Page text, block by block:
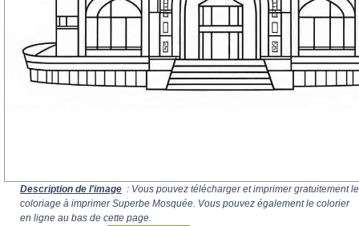
Description de l'image : Vous pouvez télécharger et imprimer gratuitement le
coloriage à imprimer Superbe Mosquée. Vous pouvez également le colorier
en ligne au bas de cette page.